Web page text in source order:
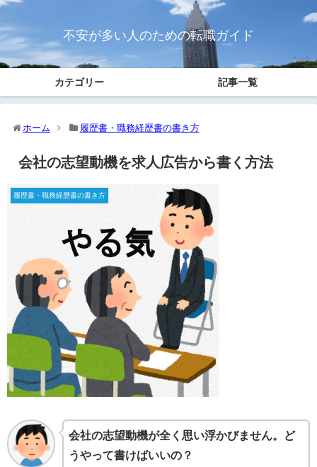
不安が多い人のための転職ガイド
カテゴリー 記事一覧
ホーム 履歴書・職務経歴書の書き方
会社の志望動機を求人広告から書く方法
履歴書・職務経歴書の書き方
会社の志望動機が全く思い浮かびません。ど
うやって書けばいいの？